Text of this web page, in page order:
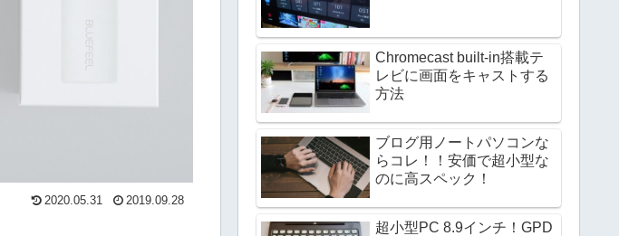
2020.05.31 2019.09.28
Chromecast built-in搭載テ
レビに画面をキャストする
方法
ブログ用ノートパソコンな
らコレ！！安価で超小型な
のに高スペック！
超小型PC 8.9インチ！GPD